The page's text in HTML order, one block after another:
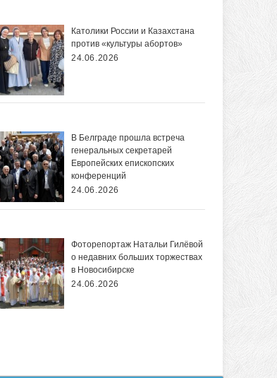
Католики России и Казахстана
против «культуры абортов»
24.06.2026
В Белграде прошла встреча
генеральных секретарей
Европейских епископских
конференций
24.06.2026
Фоторепортаж Натальи Гилёвой
о недавних больших торжествах
в Новосибирске
24.06.2026